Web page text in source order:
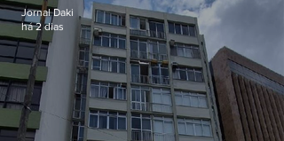
Jornal Daki
há 2 dias